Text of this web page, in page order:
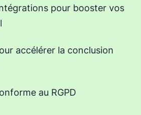
pour booster vos
accélérer la conclusion
au RGPD